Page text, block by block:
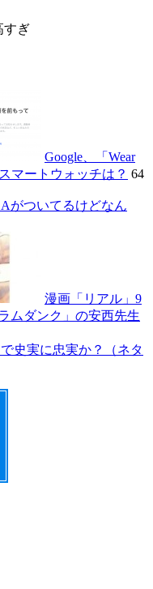
すぎ
Google、「Wear
マートウォッチは？ 64
がついてるけどなん
漫画「リアル」9
ムダンク」の安西先生
史実に忠実か？（ネタ